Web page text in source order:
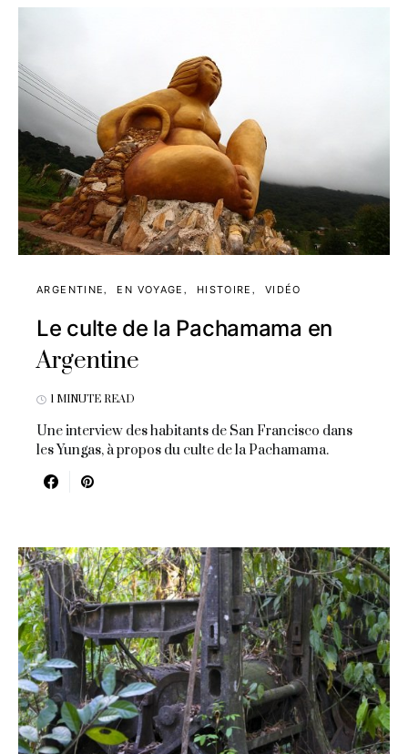
ARGENTINE EN VOYAGE HISTOIRE VIDÉO
Le culte de la Pachamama en
Argentine
1 MINUTE READ
Une interview des habitants de San Francisco dans
les Yungas, à propos du culte de la Pachamama.